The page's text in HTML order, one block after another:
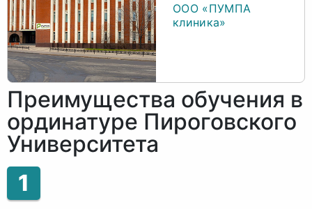
ООО «ПУМПА
клиника»
Преимущества обучения в
ординатуре Пироговского
Университета
1